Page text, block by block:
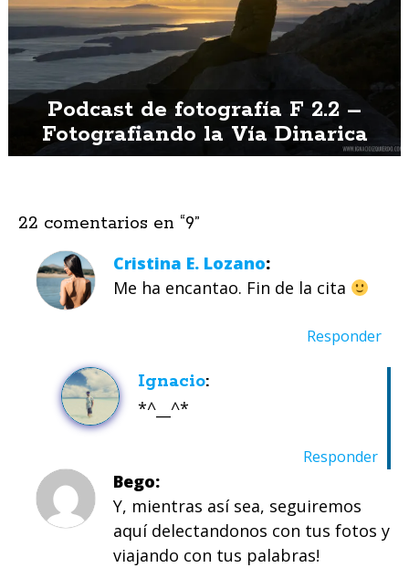
Podcast de fotografía F 2.2 –
Fotografiando la Vía Dinarica
22 comentarios en “9”
Cristina E. Lozano
Me ha encantao. Fin de la cita
Responder
Ignacio
*^__^*
Responder
Bego
Y, mientras así sea, seguiremos
aquí delectandonos con tus fotos y
viajando con tus palabras!